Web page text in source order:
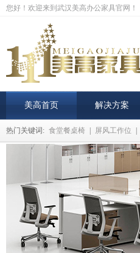
您好！欢迎来到武汉美高办公家具官网！
美高首页 解决方案
热门关键词: 食堂餐桌椅 屏风工作位